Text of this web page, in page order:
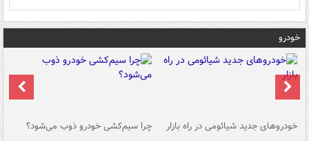
خودرو
خودروهای جدید شیائومی در راه بازار چرا سیم‌کشی خودرو ذوب می‌شود؟